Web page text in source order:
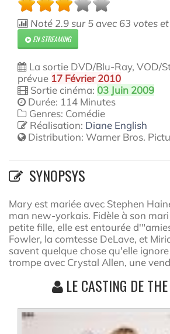
Noté 2.9sur5 avec 63 votes et
EN STREAMING
La sortie DVD/Blu-Ray, VOD/
prévue 17 Février 2010
Sortie cinéma: 03 Juin 2009
Durée: 114 Minutes
Genres: Comédie
Réalisation: Diane English
Distribution: Warner Bros.
SYNOPSYS
Mary est mariée avec Stephen
man new-yorkais. Fidèle à son
petite fille, elle est entourée
Fowler, la comtesse DeLave, et
savent quelque chose qu'elle
trompe avec Crystal Allen, une
LE CASTING DE